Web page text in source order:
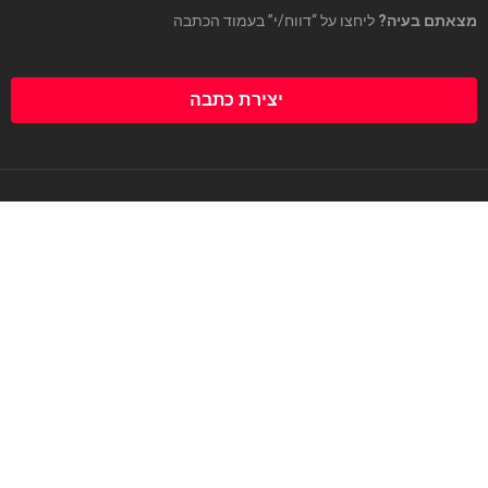
מצאתם בעיה? ליחצו על “דווח/י” בעמוד הכתבה
יצירת כתבה